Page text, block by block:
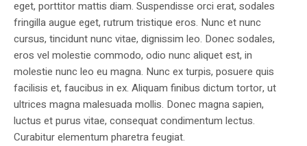
eget, porttitor mattis diam. Suspendisse orci erat, sodales
fringilla augue eget, rutrum tristique eros. Nunc et nunc
cursus, tincidunt nunc vitae, dignissim leo. Donec sodales,
eros vel molestie commodo, odio nunc aliquet est, in
molestie nunc leo eu magna. Nunc ex turpis, posuere quis
facilisis et, faucibus in ex. Aliquam finibus dictum tortor, ut
ultrices magna malesuada mollis. Donec magna sapien,
luctus et purus vitae, consequat condimentum lectus.
Curabitur elementum pharetra feugiat.